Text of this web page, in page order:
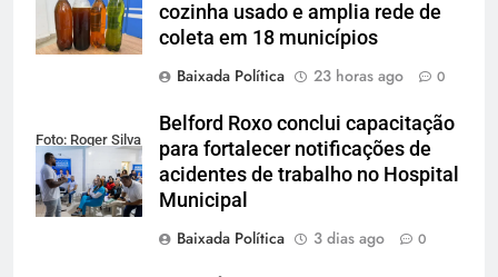
cozinha usado e amplia rede de
coleta em 18 municípios
Baixada Política
23 horas ago 0
Foto: Roger Silva
Belford Roxo conclui capacitação
para fortalecer notificações de
acidentes de trabalho no Hospital
Municipal
Baixada Política
3 dias ago 0